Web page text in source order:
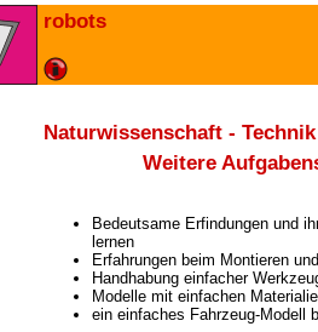
robots
Naturwissenschaft - Technik
Weitere
Bedeutsame Erfindungen und
lernen
Erfahrungen beim Montieren
Handhabung einfacher
Modelle mit einfachen
ein einfaches Fahrzeug-Modell